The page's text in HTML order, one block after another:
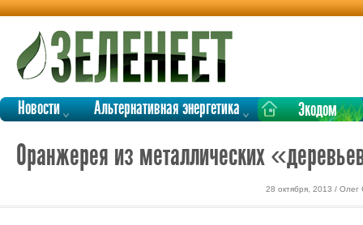
Новости Альтернативная энергетика Экодом
Оранжерея из металлических
28 октября, 2013 /